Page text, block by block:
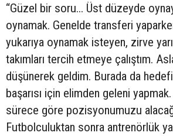
“Güzel bir soru... Üst düzeyde
oynamak. Genelde transferi
yukarıya oynamak isteyen, zirve
takımları tercih etmeye çalıştım.
düşünerek geldim. Burada da
başarısı için elimden geleni
sürece göre pozisyonumuzu
Futbolculuktan sonra antrenörlük